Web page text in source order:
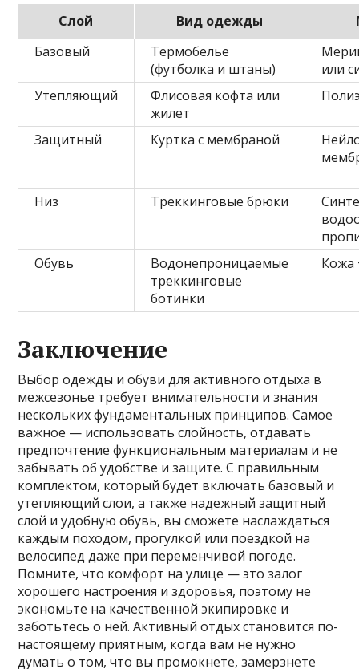
Слой Вид одежды
Базовый
Термобелье
(футболка и штаны)
или
Утепляющий
Флисовая кофта или
жилет
Защитный Куртка с мембраной
Низ Треккинговые брюки
Обувь
Водонепроницаемые
треккинговые
ботинки
Кожа
Заключение
Выбор одежды и обуви для активного отдыха в
межсезонье требует внимательности и знания
нескольких фундаментальных принципов. Самое
важное — использовать слойность, отдавать
предпочтение функциональным материалам и не
забывать об удобстве и защите. С правильным
комплектом, который будет включать базовый и
утепляющий слои, а также надежный защитный
слой и удобную обувь, вы сможете наслаждаться
каждым походом, прогулкой или поездкой на
велосипед даже при переменчивой погоде.
Помните, что комфорт на улице — это залог
хорошего настроения и здоровья, поэтому не
экономьте на качественной экипировке и
заботьтесь о ней. Активный отдых становится по-
настоящему приятным, когда вам не нужно
думать о том, что вы промокнете, замерзнете